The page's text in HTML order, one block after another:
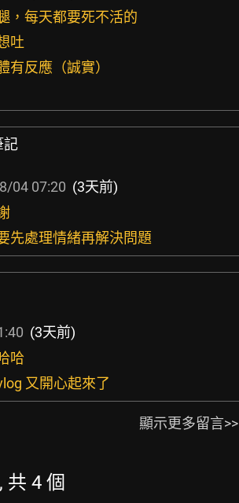
，每天都要死不活的
吐
有反應（誠實）
記
04 07:20 (3天前)
先處理情緒再解決問題
(3天前)
哈
又開心起來了
顯示更多留言>>
共 4 個